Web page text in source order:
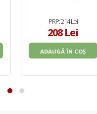
PRP: 214 Lei
208 Lei
ADAUGĂ ÎN COȘ